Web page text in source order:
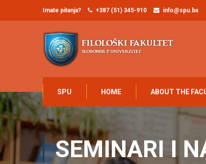
Imate pitanja? +387 (51) 345-910 info@spu.ba
SPU HOME ABOUT THE
SEMINARI I